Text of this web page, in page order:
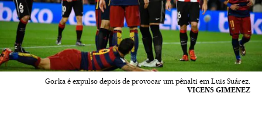
Gorka é expulso depois de provocar um pênalti em Luis Suárez.
VICENS GIMENEZ